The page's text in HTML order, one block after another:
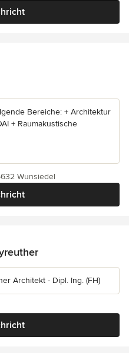
5 Sternen
Bereiche: + Architektur
+ Raumakustische
Wunsiedel
Architekt - Dipl. Ing. (FH)